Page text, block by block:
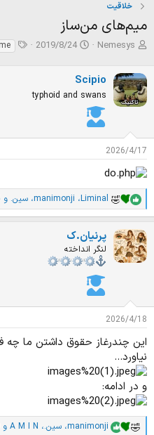
خلاقیت
میم‌های من‌ساز
ش
و
ع
ک
ن
د
ه
م
و
و
ع
Nemesys
ت
ی
خ
2019/8/24
ت
Scipio
typhoid and swans
2026/4/17
ا
م
ت
ی
ا
ز
Liminal، manimonji، سین. و 26 نفر دیگر
پرنیان.ک
لنگر انداخته
2026/4/18
این چندرغاز حقوق داشتن ما
نیاورد...
و در ادامه:
manimonji، سین.، A M I N و 20 نفر دیگر